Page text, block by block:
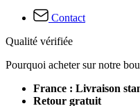
Contact
Qualité vérifiée
Pourquoi acheter sur notre
France : Livraison
Retour gratuit